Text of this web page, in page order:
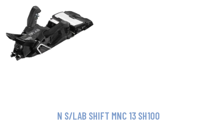
N S/LAB SHIFT MNC 13 SH100